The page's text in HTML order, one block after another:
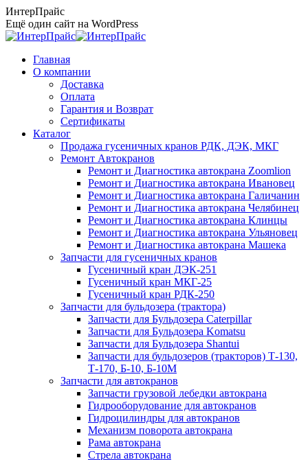
Перейти
к
содержанию
ИнтерПрайс
Ещё один сайт на WordPress
Главная
О компании
Доставка
Оплата
Гарантия и Возврат
Сертификаты
Каталог
Продажа гусеничных кранов РДК, ДЭК, МКГ
Ремонт Автокранов
Ремонт и Диагностика автокрана Zoomlion
Ремонт и Диагностика автокрана Ивановец
Ремонт и Диагностика автокрана Галичанин
Ремонт и Диагностика автокрана Челябинец
Ремонт и Диагностика автокрана Клинцы
Ремонт и Диагностика автокрана Ульяновец
Ремонт и Диагностика автокрана Машека
Запчасти для гусеничных кранов
Гусеничный кран ДЭК-251
Гусеничный кран МКГ-25
Гусеничный кран РДК-250
Запчасти для бульдозера (трактора)
Запчасти для Бульдозера Caterpillar
Запчасти для Бульдозера Komatsu
Запчасти для Бульдозера Shantui
Запчасти для бульдозеров (тракторов) Т-130,
Т-170, Б-10, Б-10М
Запчасти для автокранов
Запчасти грузовой лебедки автокрана
Гидрооборудование для автокранов
Гидроцилиндры для автокранов
Механизм поворота автокрана
Рама автокрана
Стрела автокрана